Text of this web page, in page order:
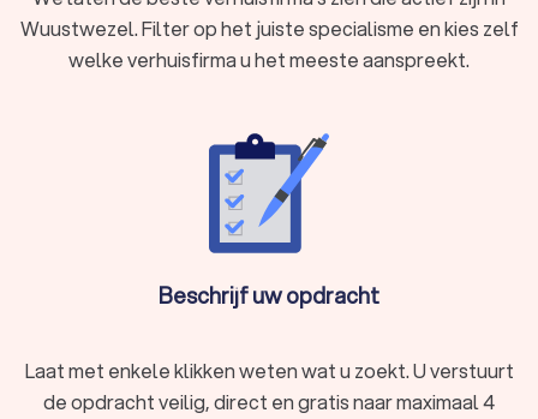
Wuustwezel. Filter op het juiste specialisme en kies zelf
welke verhuisfirma u het meeste aanspreekt.
Beschrijf uw opdracht
Laat met enkele klikken weten wat u zoekt. U verstuurt
de opdracht veilig, direct en gratis naar maximaal 4